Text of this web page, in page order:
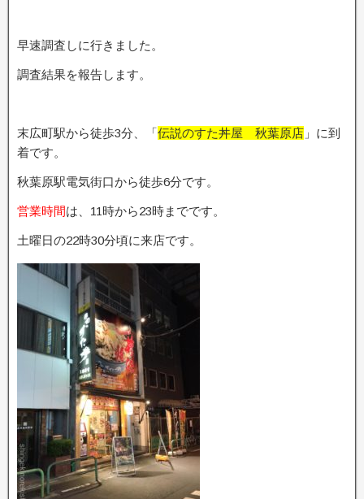
早速調査しに行きました。
調査結果を報告します。
末広町駅から徒歩3分、「伝説のすた丼屋 秋葉原店 」に到
着です。
秋葉原駅電気街口から徒歩6分です。
営業時間は、11時から23時までです。
土曜日の22時30分頃に来店です。